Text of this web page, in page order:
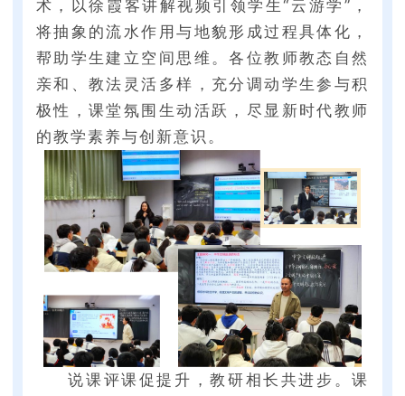
术，以徐霞客讲解视频引领学生“云游学”，
将抽象的流水作用与地貌形成过程具体化，
帮助学生建立空间思维。各位教师教态自然
亲和、教法灵活多样，充分调动学生参与积
极性，课堂氛围生动活跃，尽显新时代教师
的教学素养与创新意识。
说课评课促提升，教研相长共进步。课